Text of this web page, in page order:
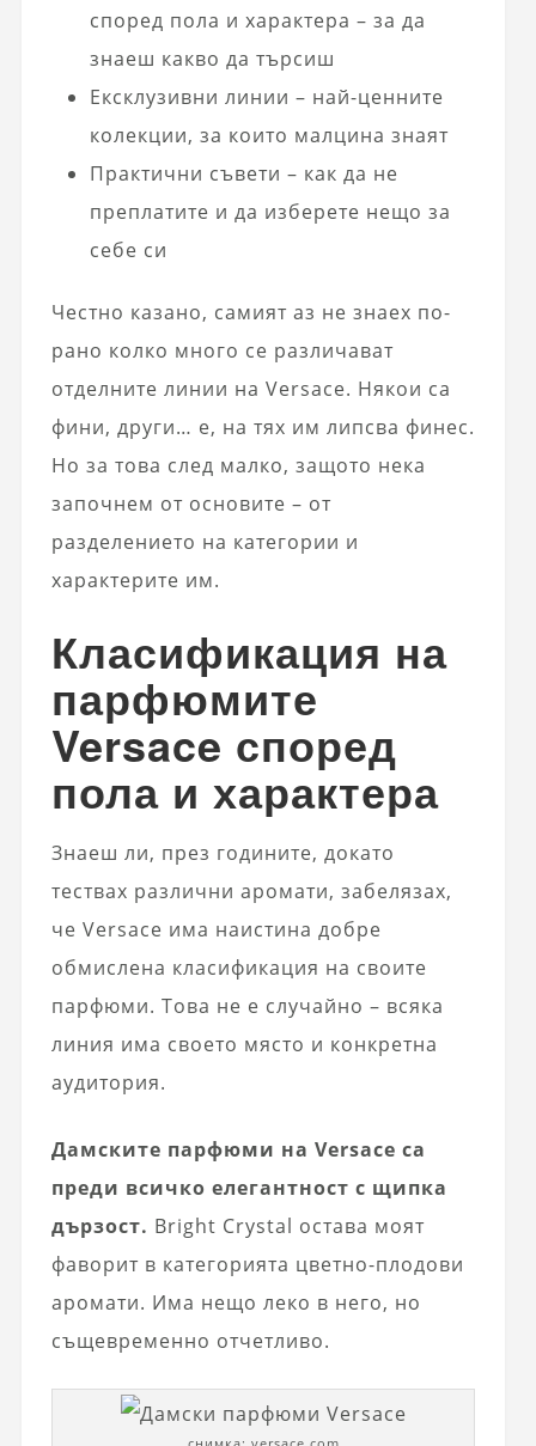
според пола и характера – за да
знаеш какво да търсиш
Ексклузивни линии – най-ценните
колекции, за които малцина знаят
Практични съвети – как да не
преплатите и да изберете нещо за
себе си
Честно казано, самият аз не знаех по-
рано колко много се различават
отделните линии на Versace. Някои са
фини, други… е, на тях им липсва финес.
Но за това след малко, защото нека
започнем от основите – от
разделението на категории и
характерите им.
Класификация на
парфюмите
Versace според
пола и характера
Знаеш ли, през годините, докато
тествах различни аромати, забелязах,
че Versace има наистина добре
обмислена класификация на своите
парфюми. Това не е случайно – всяка
линия има своето място и конкретна
аудитория.
Дамските парфюми на Versace са
преди всичко елегантност с щипка
дързост. Bright Crystal остава моят
фаворит в категорията цветно-плодови
аромати. Има нещо леко в него, но
същевременно отчетливо.